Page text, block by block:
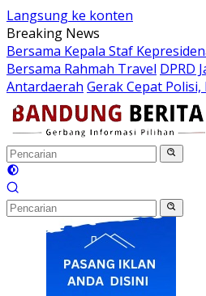
Langsung ke konten
Breaking News
Bersama Kepala Staf
Bersama Rahmah Travel DPRD
Antardaerah Gerak Cepat